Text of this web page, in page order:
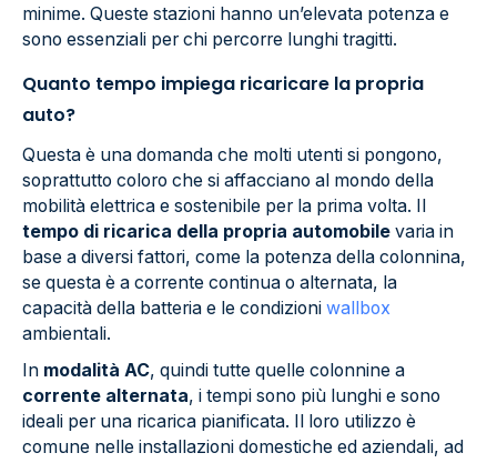
minime. Queste stazioni hanno un’elevata potenza e
sono essenziali per chi percorre lunghi tragitti.
Quanto tempo impiega ricaricare la propria
auto?
Questa è una domanda che molti utenti si pongono,
soprattutto coloro che si affacciano al mondo della
mobilità elettrica e sostenibile per la prima volta. Il
tempo di ricarica della propria automobile varia in
base a diversi fattori, come la potenza della colonnina,
se questa è a corrente continua o alternata, la
capacità della batteria e le condizioni wallbox
ambientali.
In modalità AC, quindi tutte quelle colonnine a
corrente alternata, i tempi sono più lunghi e sono
ideali per una ricarica pianificata. Il loro utilizzo è
comune nelle installazioni domestiche ed aziendali, ad